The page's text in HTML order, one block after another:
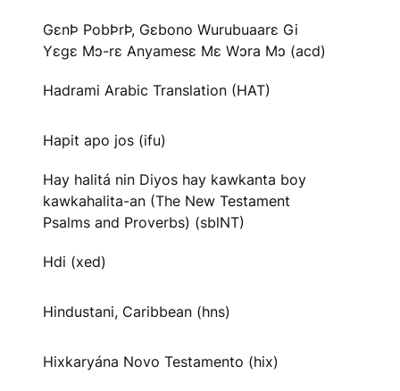
GɛnÞ PobÞrÞ, Gɛbono Wurubuaarɛ Gi
Yɛgɛ Mɔ-rɛ Anyamesɛ Mɛ Wɔra Mɔ (acd)
Hadrami Arabic Translation (HAT)
Hapit apo jos (ifu)
Hay halitá nin Diyos hay kawkanta boy
kawkahalita-an (The New Testament
Psalms and Proverbs) (sblNT)
Hdi (xed)
Hindustani, Caribbean (hns)
Hixkaryána Novo Testamento (hix)